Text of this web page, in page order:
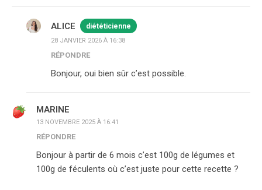
ALICE diététicienne
28 JANVIER 2026 À 16:38
RÉPONDRE
Bonjour, oui bien sûr c’est possible.
MARINE
13 NOVEMBRE 2025 À 16:41
RÉPONDRE
Bonjour à partir de 6 mois c’est 100g de légumes et
100g de féculents où c’est juste pour cette recette ?